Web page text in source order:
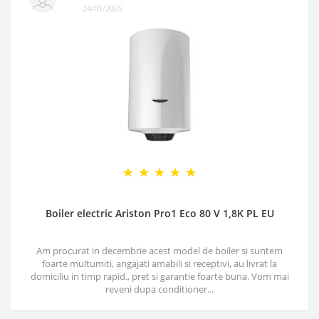
24/01/2025
Boiler electric Ariston Pro1 Eco 80 V 1,8K PL EU
Am procurat in decembrie acest model de boiler si suntem
foarte multumiti, angajati amabili si receptivi, au livrat la
domiciliu in timp rapid., pret si garantie foarte buna. Vom mai
reveni dupa conditioner...